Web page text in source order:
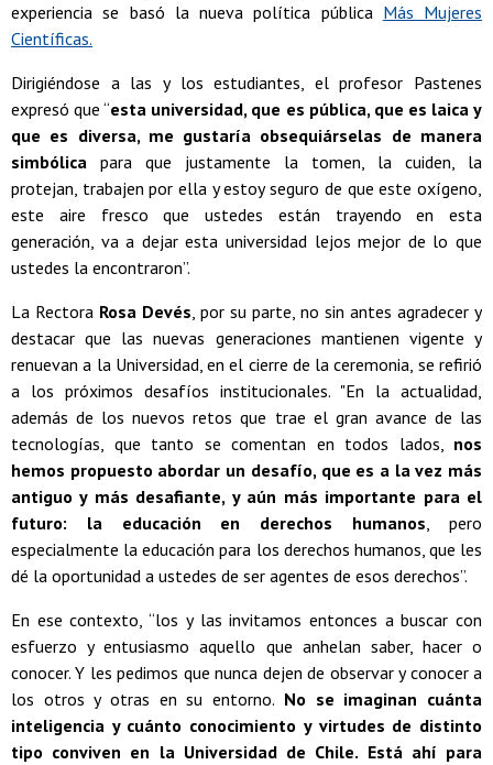
experiencia se basó la nueva política pública Más Mujeres
Científicas.
Dirigiéndose a las y los estudiantes, el profesor Pastenes
expresó que “esta universidad, que es pública, que es laica y
que es diversa, me gustaría obsequiárselas de manera
simbólica para que justamente la tomen, la cuiden, la
protejan, trabajen por ella y estoy seguro de que este oxígeno,
este aire fresco que ustedes están trayendo en esta
generación, va a dejar esta universidad lejos mejor de lo que
ustedes la encontraron”.
La Rectora Rosa Devés, por su parte, no sin antes agradecer y
destacar que las nuevas generaciones mantienen vigente y
renuevan a la Universidad, en el cierre de la ceremonia, se refirió
a los próximos desafíos institucionales. "En la actualidad,
además de los nuevos retos que trae el gran avance de las
tecnologías, que tanto se comentan en todos lados, nos
hemos propuesto abordar un desafío, que es a la vez más
antiguo y más desafiante, y aún más importante para el
futuro: la educación en derechos humanos, pero
especialmente la educación para los derechos humanos, que les
dé la oportunidad a ustedes de ser agentes de esos derechos”.
En ese contexto, “los y las invitamos entonces a buscar con
esfuerzo y entusiasmo aquello que anhelan saber, hacer o
conocer. Y les pedimos que nunca dejen de observar y conocer a
los otros y otras en su entorno. No se imaginan cuánta
inteligencia y cuánto conocimiento y virtudes de distinto
tipo conviven en la Universidad de Chile. Está ahí para